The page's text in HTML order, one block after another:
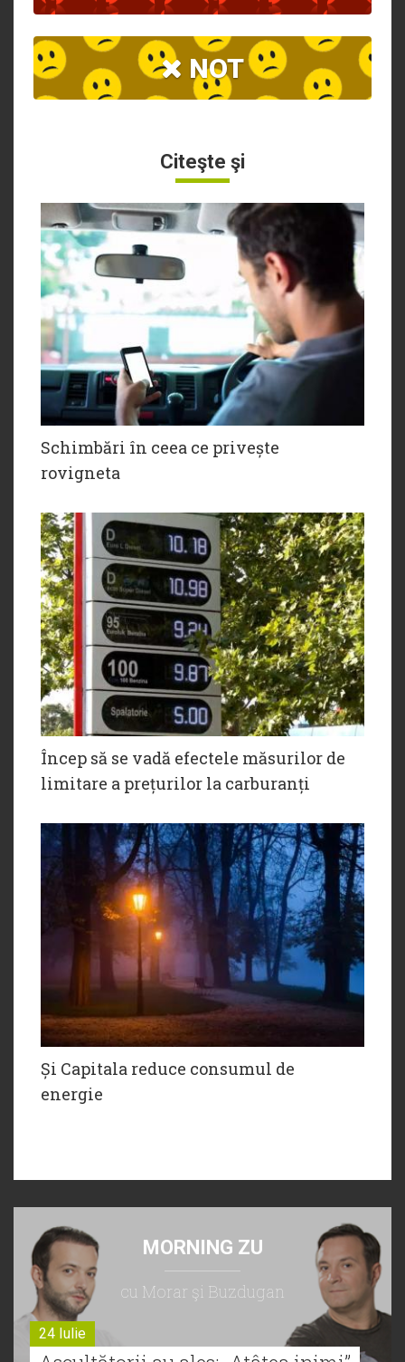
NOT
Citeşte şi
Schimbări în ceea ce privește
rovigneta
Încep să se vadă efectele măsurilor de
limitare a prețurilor la carburanți
Și Capitala reduce consumul de
energie
MORNING ZU
cu Morar şi Buzdugan
24 Iulie